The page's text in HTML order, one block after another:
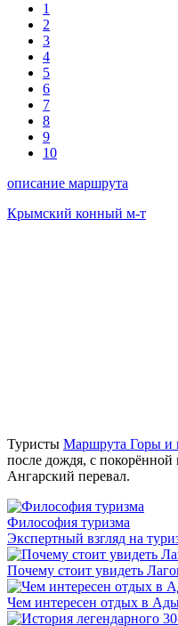
1
2
3
4
5
6
7
8
9
10
описание маршрута
Крымский конный м-т
Туристы Маршрута Горы и
после дождя, с
Ангарский перевал.
Философия туризма
Экспертный взгляд на
Почему стоит увидеть
Чем интересен отдых в